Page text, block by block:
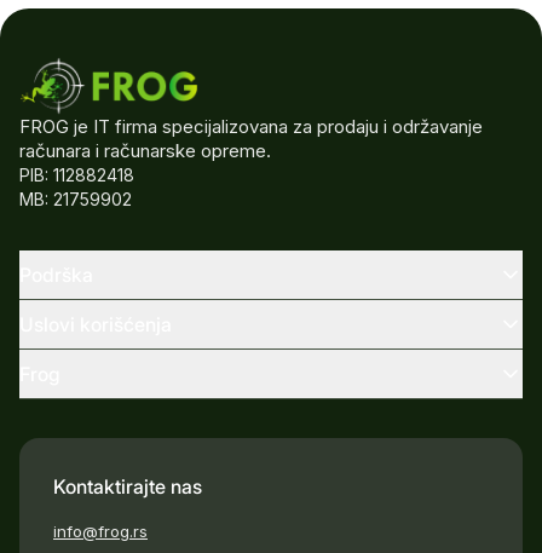
FROG je IT firma specijalizovana za prodaju i održavanje
računara i računarske opreme.
PIB: 112882418
MB: 21759902
Kontaktirajte nas
info@frog.rs